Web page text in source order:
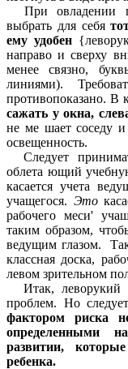
При овладении
выбрать для себя
ему удобен
направо и сверху
менее связно,
линиями).
противопоказано. В
сажать у окна,
не ме шает соседу
освещенность.
Следует
облета ющий
касается учета
учащегося. Это
рабочего меси'
таким oбразом,
ведущим глазом.
классная доска,
левом зрительном
Итак,
проблем. Нo
фактором риска
определенными
развитии,
ребенка.